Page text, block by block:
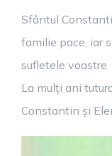
Sfântul
familie pace, iar
sufletele voastre
La mulți ani
Constantin și